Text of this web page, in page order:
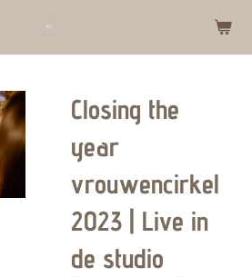
Closing the
year
vrouwencirkel
2023 | Live in
de studio